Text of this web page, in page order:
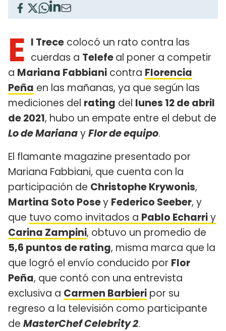
E l Trece colocó un rato contra las
cuerdas a Telefeal poner a competir
a Mariana Fabbiani contra Florencia
Peña en las mañanas, ya que según las
mediciones del rating del lunes 12 de abril
de 2021, hubo un empate entre el debut de
Lo de MarianayFlor de equipo.
El flamante magazine presentado por
Mariana Fabbiani, que cuenta con la
participación de Christophe Krywonis,
Martina Soto Posey Federico Seeber, y
que tuvo como invitados a Pablo Echarriy
Carina Zampini, obtuvo un promedio de
5,6 puntos de rating, misma marca que la
que logró el envío conducido por Flor
Peña, que contó con una entrevista
exclusiva a Carmen Barbieri por su
regreso a la televisión como participante
de MasterChef Celebrity 2.